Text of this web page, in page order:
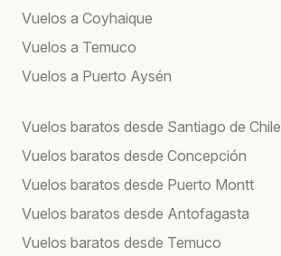
Vuelos a Coyhaique
Vuelos a Temuco
Vuelos a Puerto Aysén
Vuelos baratos desde Santiago de Chile
Vuelos baratos desde Concepción
Vuelos baratos desde Puerto Montt
Vuelos baratos desde Antofagasta
Vuelos baratos desde Temuco